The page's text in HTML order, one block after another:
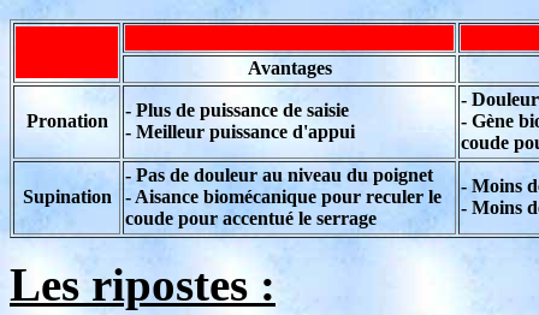
Avantages
Pronation
- Plus de puissance de saisie
- Meilleur puissance d'appui
-
- Gène
coude
Supination
- Pas de douleur au niveau du poignet
- Aisance biomécanique pour reculer le
coude pour accentué le serrage
- Moins
- Moins
Les ripostes :